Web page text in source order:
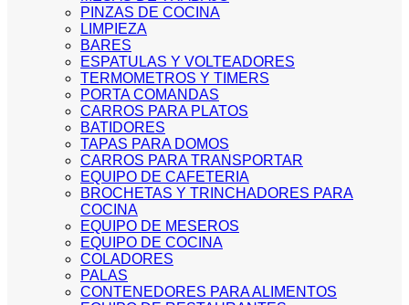
PINZAS DE COCINA
LIMPIEZA
BARES
ESPATULAS Y VOLTEADORES
TERMOMETROS Y TIMERS
PORTA COMANDAS
CARROS PARA PLATOS
BATIDORES
TAPAS PARA DOMOS
CARROS PARA TRANSPORTAR
EQUIPO DE CAFETERIA
BROCHETAS Y TRINCHADORES PARA
COCINA
EQUIPO DE MESEROS
EQUIPO DE COCINA
COLADORES
PALAS
CONTENEDORES PARA ALIMENTOS